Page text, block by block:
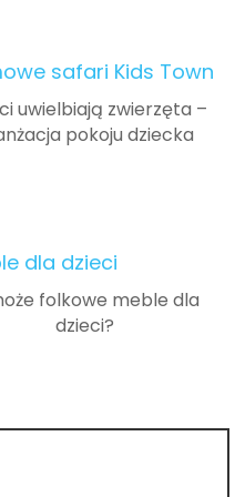
uwielbiają zwierzęta –
pokoju dziecka
folkowe meble dla
dzieci?